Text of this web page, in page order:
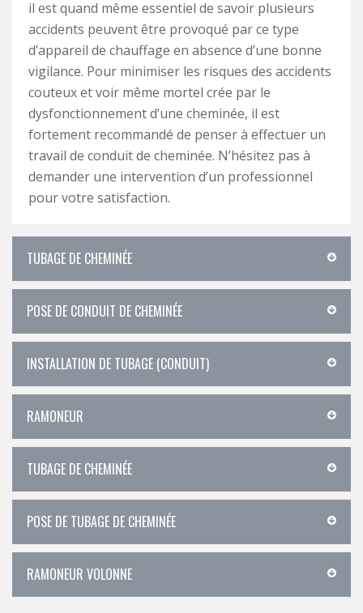
il est quand même essentiel de savoir plusieurs
accidents peuvent être provoqué par ce type
d’appareil de chauffage en absence d’une bonne
vigilance. Pour minimiser les risques des accidents
couteux et voir même mortel crée par le
dysfonctionnement d’une cheminée, il est
fortement recommandé de penser à effectuer un
travail de conduit de cheminée. N’hésitez pas à
demander une intervention d’un professionnel
pour votre satisfaction.
TUBAGE DE CHEMINÉE
POSE DE CONDUIT DE CHEMINÉE
INSTALLATION DE TUBAGE (CONDUIT)
RAMONEUR
TUBAGE DE CHEMINÉE
POSE DE TUBAGE DE CHEMINÉE
RAMONEUR VOLONNE